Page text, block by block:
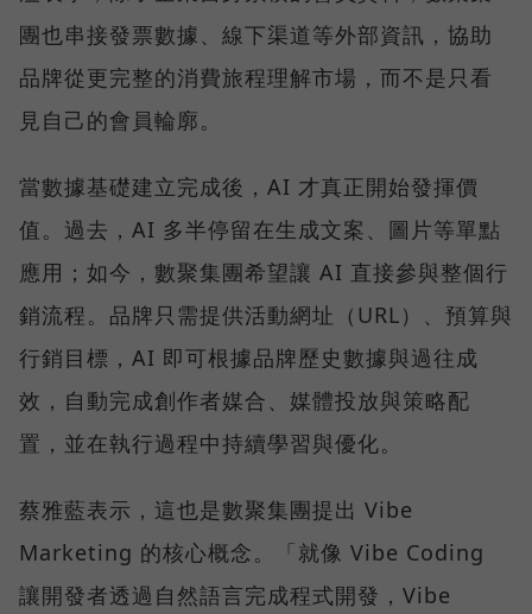
團也串接發票數據、線下渠道等外部資訊，協助
品牌從更完整的消費旅程理解市場，而不是只看
見自己的會員輪廓。
當數據基礎建立完成後，AI 才真正開始發揮價
值。過去，AI 多半停留在生成文案、圖片等單點
應用；如今，數聚集團希望讓 AI 直接參與整個行
銷流程。品牌只需提供活動網址（URL）、預算與
行銷目標，AI 即可根據品牌歷史數據與過往成
效，自動完成創作者媒合、媒體投放與策略配
置，並在執行過程中持續學習與優化。
蔡雅藍表示，這也是數聚集團提出 Vibe
Marketing 的核心概念。「就像 Vibe Coding
讓開發者透過自然語言完成程式開發，Vibe